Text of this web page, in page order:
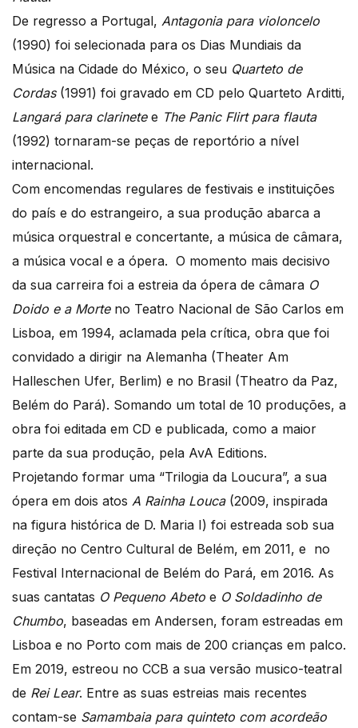
De regresso a Portugal, Antagonia para violoncelo
(1990) foi selecionada para os Dias Mundiais da
Música na Cidade do México, o seu Quarteto de
Cordas(1991) foi gravado em CD pelo Quarteto Arditti,
Langará para clarinetee The Panic Flirt para flauta
(1992) tornaram-se peças de reportório a nível
internacional.
Com encomendas regulares de festivais e instituições
do país e do estrangeiro, a sua produção abarca a
música orquestral e concertante, a música de câmara,
a música vocal e a ópera. O momento mais decisivo
da sua carreira foi a estreia da ópera de câmara O
Doido e a Morteno Teatro Nacional de São Carlos em
Lisboa, em 1994, aclamada pela crítica, obra que foi
convidado a dirigir na Alemanha (Theater Am
Halleschen Ufer, Berlim) e no Brasil (Theatro da Paz,
Belém do Pará). Somando um total de 10 produções, a
obra foi editada em CD e publicada, como a maior
parte da sua produção, pela AvA Editions.
Projetando formar uma “Trilogia da Loucura”, a sua
ópera em dois atos A Rainha Louca(2009, inspirada
na figura histórica de D. Maria I) foi estreada sob sua
direção no Centro Cultural de Belém, em 2011, e no
Festival Internacional de Belém do Pará, em 2016. As
suas cantatas O Pequeno Abeto e O Soldadinho de
Chumbo, baseadas em Andersen, foram estreadas em
Lisboa e no Porto com mais de 200 crianças em palco.
Em 2019, estreou no CCB a sua versão musico-teatral
de Rei Lear. Entre as suas estreias mais recentes
contam-se Samambaia para quinteto com acordeão